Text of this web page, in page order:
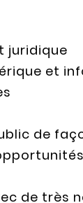
juridique
et
de
de très